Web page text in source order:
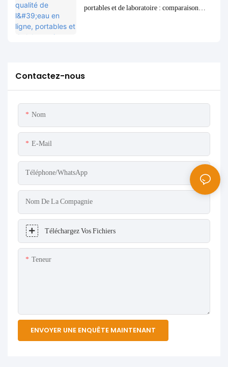
portables et de laboratoire : comparaison
Contactez-nous
Nom
E-Mail
Téléphone/WhatsApp
Nom De La Compagnie
Téléchargez Vos Fichiers
Teneur
ENVOYER UNE ENQUÊTE MAINTENANT